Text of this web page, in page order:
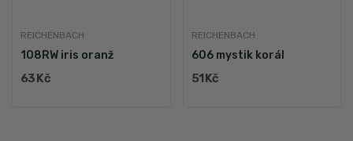
REICHENBACH
108RW iris oranž
63 Kč
REICHENBACH
606 mystik korál
51 Kč